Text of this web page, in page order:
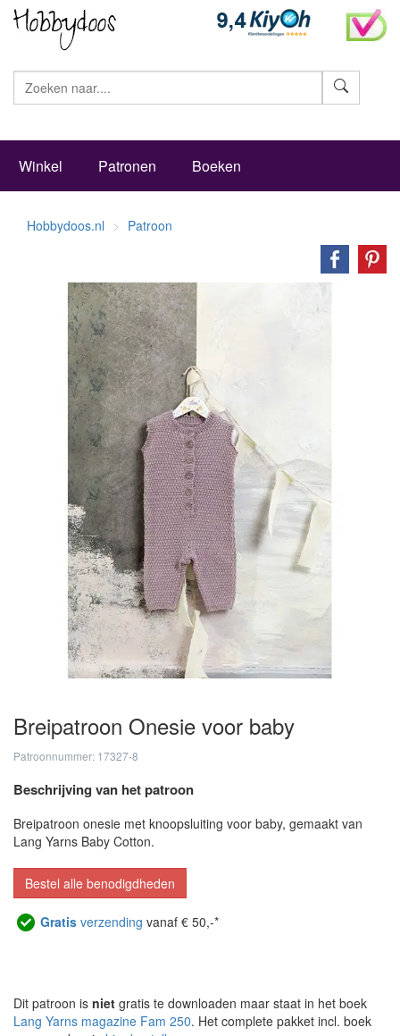
Winkel Patronen Boeken
Hobbydoos.nl Patroon
Breipatroon Onesie voor baby
Patroonnummer: 17327-8
Beschrijving van het patroon
Breipatroon onesie met knoopsluiting voor baby, gemaakt van
Lang Yarns Baby Cotton.
Bestel alle benodigdheden
Gratis verzending vanaf € 50,-*
Dit patroon is niet gratis te downloaden maar staat in het boek
Lang Yarns magazine Fam 250. Het complete pakket incl. boek